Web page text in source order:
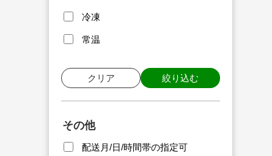
冷凍
常温
クリア 絞り込む
その他
配送月/日/時間帯の指定可